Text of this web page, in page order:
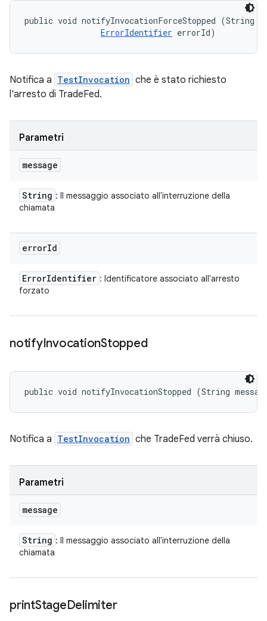
public void notifyInvocationForceStopped (String
ErrorIdentifier errorId)
Notifica a TestInvocation che è stato richiesto
l'arresto di TradeFed.
Parametri
message
String : Il messaggio associato all'interruzione della
chiamata
errorId
ErrorIdentifier : Identificatore associato all'arresto
forzato
notifyInvocationStopped
public void notifyInvocationStopped (String
Notifica a TestInvocation che TradeFed verrà chiuso.
Parametri
message
String : Il messaggio associato all'interruzione della
chiamata
printStageDelimiter